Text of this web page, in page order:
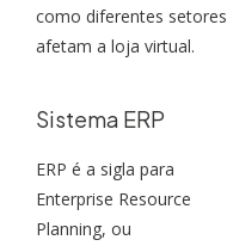
como diferentes setores
afetam a loja virtual.
Sistema ERP
ERP é a sigla para
Enterprise Resource
Planning, ou